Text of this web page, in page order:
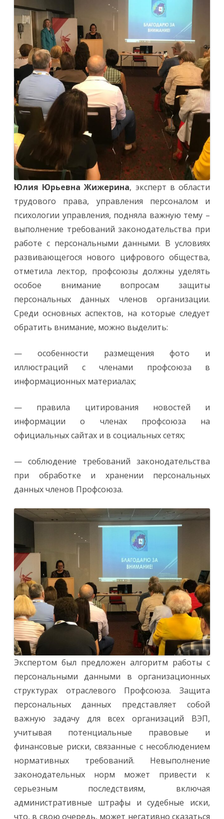
Юлия Юрьевна Жижерина, эксперт в области
трудового права, управления персоналом и
психологии управления, подняла важную тему –
выполнение требований законодательства при
работе с персональными данными. В условиях
развивающегося нового цифрового общества,
отметила лектор, профсоюзы должны уделять
особое внимание вопросам защиты
персональных данных членов организации.
Среди основных аспектов, на которые следует
обратить внимание, можно выделить:
— особенности размещения фото и
иллюстраций с членами профсоюза в
информационных материалах;
— правила цитирования новостей и
информации о членах профсоюза на
официальных сайтах и в социальных сетях;
— соблюдение требований законодательства
при обработке и хранении персональных
данных членов Профсоюза.
Экспертом был предложен алгоритм работы с
персональными данными в организационных
структурах отраслевого Профсоюза. Защита
персональных данных представляет собой
важную задачу для всех организаций ВЭП,
учитывая потенциальные правовые и
финансовые риски, связанные с несоблюдением
нормативных требований. Невыполнение
законодательных норм может привести к
серьезным последствиям, включая
административные штрафы и судебные иски,
что, в свою очередь, может негативно сказаться